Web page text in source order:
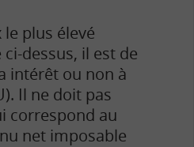
plus élevé
dessus, il est de
intérêt ou non à
Il ne doit pas
correspond au
net imposable